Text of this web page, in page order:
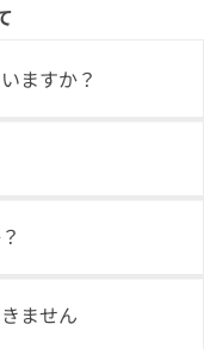
ますか？
ません